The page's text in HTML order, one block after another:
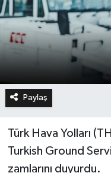
Paylaş
Türk Hava Yolları
Turkish Ground
zamlarını duyurdu.